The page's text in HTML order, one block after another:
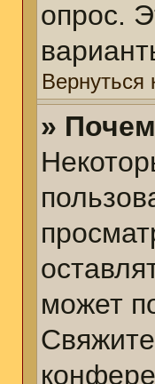
опрос.
Вернуться
»
может